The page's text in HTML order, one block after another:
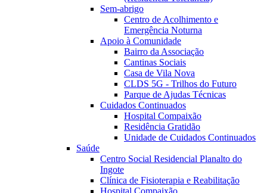
Sem-abrigo
Centro de Acolhimento e
Emergência Noturna
Apoio à Comunidade
Bairro da Associação
Cantinas Sociais
Casa de Vila Nova
CLDS 5G - Trilhos do Futuro
Parque de Ajudas Técnicas
Cuidados Continuados
Hospital Compaixão
Residência Gratidão
Unidade de Cuidados Continuados
Saúde
Centro Social Residencial Planalto do
Ingote
Clínica de Fisioterapia e Reabilitação
Hospital Compaixão